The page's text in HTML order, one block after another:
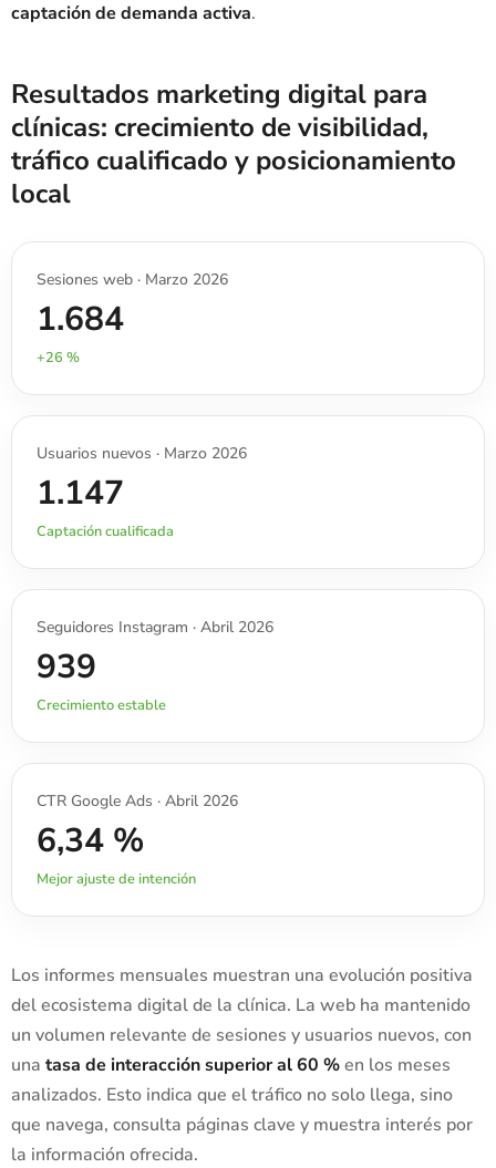
captación de demanda activa.
Resultados marketing digital para
clínicas: crecimiento de visibilidad,
tráfico cualificado y posicionamiento
local
Sesiones web · Marzo 2026
1.684
+26 %
Usuarios nuevos · Marzo 2026
1.147
Captación cualificada
Seguidores Instagram · Abril 2026
939
Crecimiento estable
CTR Google Ads · Abril 2026
6,34 %
Mejor ajuste de intención
Los informes mensuales muestran una evolución positiva
del ecosistema digital de la clínica. La web ha mantenido
un volumen relevante de sesiones y usuarios nuevos, con
una tasa de interacción superior al 60 %en los meses
analizados. Esto indica que el tráfico no solo llega, sino
que navega, consulta páginas clave y muestra interés por
la información ofrecida.